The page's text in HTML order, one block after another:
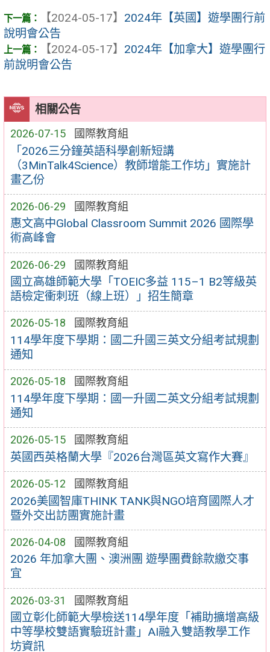
相關公告
2026-07-15 國際教育組
「2026三分鐘英語科學創新短講
（3MinTalk4Science）教師增能工作坊」實施計
畫乙份
2026-06-29 國際教育組
惠文高中Global Classroom Summit 2026 國際學
術高峰會
2026-06-29 國際教育組
國立高雄師範大學「TOEIC多益 115–1 B2等級英
語檢定衝刺班（線上班）」招生簡章
2026-05-18 國際教育組
114學年度下學期：國二升國三英文分組考試規劃
通知
2026-05-18 國際教育組
114學年度下學期：國一升國二英文分組考試規劃
通知
2026-05-15 國際教育組
英國西英格蘭大學『2026台灣區英文寫作大賽』
2026-05-12 國際教育組
2026美國智庫THINK TANK與NGO培育國際人才
暨外交出訪團實施計畫
2026-04-08 國際教育組
2026 年加拿大團、澳洲團 遊學團費餘款繳交事
宜
2026-03-31 國際教育組
國立彰化師範大學檢送114學年度「補助擴增高級
中等學校雙語實驗班計畫」AI融入雙語教學工作
坊資訊
【2024-05-17】 2024年【英國】遊學團行前
說明會公告
【2024-05-17】 2024年【加拿大】遊學團行
前說明會公告